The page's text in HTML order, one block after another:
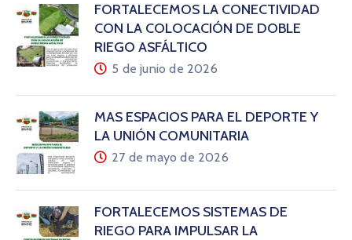
FORTALECEMOS LA CONECTIVIDAD
CON LA COLOCACIÓN DE DOBLE
RIEGO ASFÁLTICO
5 de junio de 2026
MÁS ESPACIOS PARA EL DEPORTE Y
LA UNIÓN COMUNITARIA
27 de mayo de 2026
FORTALECEMOS SISTEMAS DE
RIEGO PARA IMPULSAR LA